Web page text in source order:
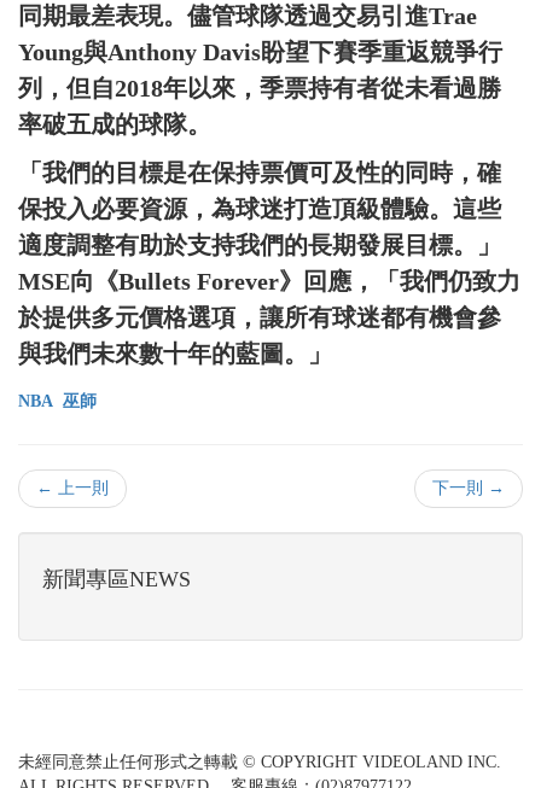
同期最差表現。儘管球隊透過交易引進Trae
Young與Anthony Davis盼望下賽季重返競爭行
列，但自2018年以來，季票持有者從未看過勝
率破五成的球隊。
「我們的目標是在保持票價可及性的同時，確
保投入必要資源，為球迷打造頂級體驗。這些
適度調整有助於支持我們的長期發展目標。」
MSE向《Bullets Forever》回應，「我們仍致力
於提供多元價格選項，讓所有球迷都有機會參
與我們未來數十年的藍圖。」
NBA 巫師
← 上一則 下一則 →
新聞專區NEWS
未經同意禁止任何形式之轉載 © COPYRIGHT VIDEOLAND INC.